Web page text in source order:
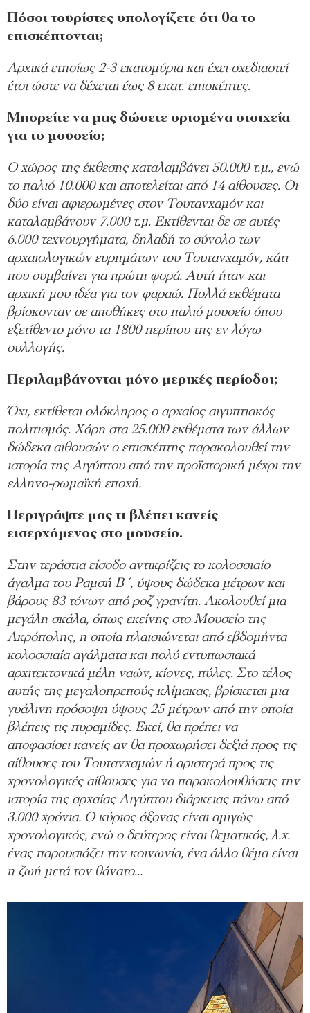
Πόσοι τουρίστες υπολογίζετε ότι θα το
επισκέπτονται;
Αρχικά ετησίως 2-3 εκατομύρια και έχει σχεδιαστεί
έτσι ώστε να δέχεται έως 8 εκατ. επισκέπτες.
Μπορείτε να μας δώσετε ορισμένα στοιχεία
για το μουσείο;
Ο χώρος της έκθεσης καταλαμβάνει 50.000 τ.μ., ενώ
το παλιό 10.000 και αποτελείται από 14 αίθουσες. Οι
δύο είναι αφιερωμένες στον Τουτανχαμόν και
καταλαμβάνουν 7.000 τ.μ. Εκτίθενται δε σε αυτές
6.000 τεχνουργήματα, δηλαδή το σύνολο των
αρχαιολογικών ευρημάτων του Τουτανχαμόν, κάτι
που συμβαίνει για πρώτη φορά. Αυτή ήταν και
αρχική μου ιδέα για τον φαραώ. Πολλά εκθέματα
βρίσκονταν σε αποθήκες στο παλιό μουσείο όπου
εξετίθεντο μόνο τα 1800 περίπου της εν λόγω
συλλογής.
Περιλαμβάνονται μόνο μερικές περίοδοι;
Όχι, εκτίθεται ολόκληρος ο αρχαίος αιγυπτιακός
πολιτισμός. Χάρη στα 25.000 εκθέματα των άλλων
δώδεκα αιθουσών ο επισκέπτης παρακολουθεί την
ιστορία της Αιγύπτου από την προϊστορική μέχρι την
ελληνο-ρωμαϊκή εποχή.
Περιγράψτε μας τι βλέπει κανείς
εισερχόμενος στο μουσείο.
Στην τεράστια είσοδο αντικρίζεις το κολοσσιαίο
άγαλμα του Ραμσή Β΄, ύψους δώδεκα μέτρων και
βάρους 83 τόνων από ροζ γρανίτη. Ακολουθεί μια
μεγάλη σκάλα, όπως εκείνης στο Μουσείο της
Ακρόπολης, η οποία πλαισιώνεται από εβδομήντα
κολοσσιαία αγάλματα και πολύ εντυπωσιακά
αρχιτεκτονικά μέλη ναών, κίονες, πύλες. Στο τέλος
αυτής της μεγαλοπρεπούς κλίμακας, βρίσκεται μια
γυάλινη πρόσοψη ύψους 25 μέτρων από την οποία
βλέπεις τις πυραμίδες. Εκεί, θα πρέπει να
αποφασίσει κανείς αν θα προχωρήσει δεξιά προς τις
αίθουσες του Τουτανχαμών ή αριστερά προς τις
χρονολογικές αίθουσες για να παρακολουθήσεις την
ιστορία της αρχαίας Αιγύπτου διάρκειας πάνω από
3.000 χρόνια. Ο κύριος άξονας είναι αμιγώς
χρονολογικός, ενώ ο δεύτερος είναι θεματικός, λ.χ.
ένας παρουσιάζει την κοινωνία, ένα άλλο θέμα είναι
η ζωή μετά τον θάνατο…